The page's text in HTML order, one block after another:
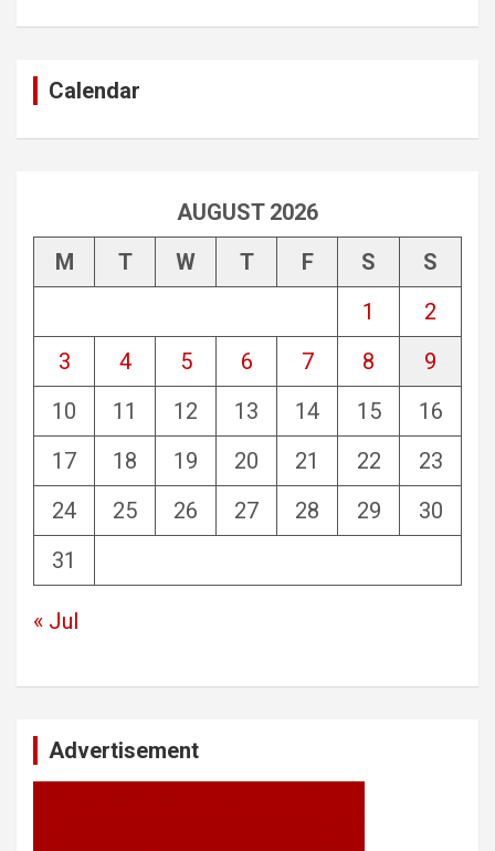
Calendar
AUGUST 2026
M
T W T F S
S
1
2
3
4 5 6 7 8
9
10
11 12 13 14 15
16
17
18 19 20 21 22
23
24
25 26 27 28 29
30
31
« Jul
Advertisement